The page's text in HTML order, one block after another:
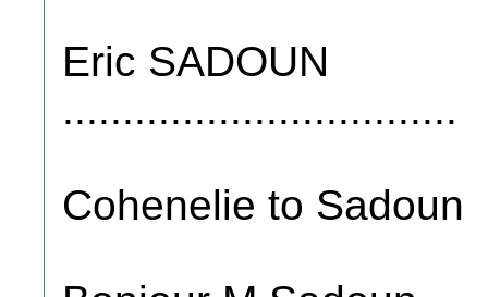
Eric SADOUN
.................................
Cohenelie to Sadoun